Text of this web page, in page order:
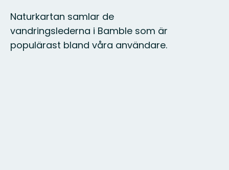
Naturkartan samlar de
vandringslederna i Bamble som är
populärast bland våra användare.